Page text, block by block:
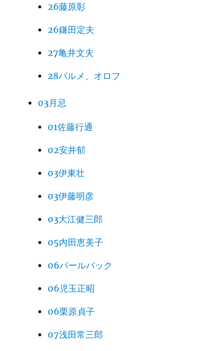
26藤原彰
26鎌田定夫
27亀井文夫
28パルメ、オロフ
03月忌
01佐藤行通
02安井郁
03伊東壮
03伊藤明彦
03大江健三郎
05内田恵美子
06パールバック
06児玉正昭
06栗原貞子
07浅田常三郎